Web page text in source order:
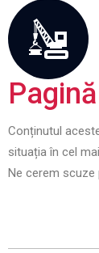
Conținutul
situația în cel
Ne cerem scuze